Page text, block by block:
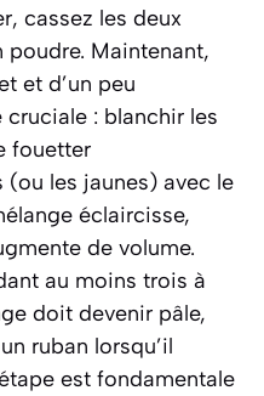
cassez les deux
Maintenant,
et d’un peu
cruciale : blanchir les
fouetter
les jaunes) avec le
éclaircisse,
de volume.
au moins trois à
doit devenir pâle,
ruban lorsqu’il
est fondamentale